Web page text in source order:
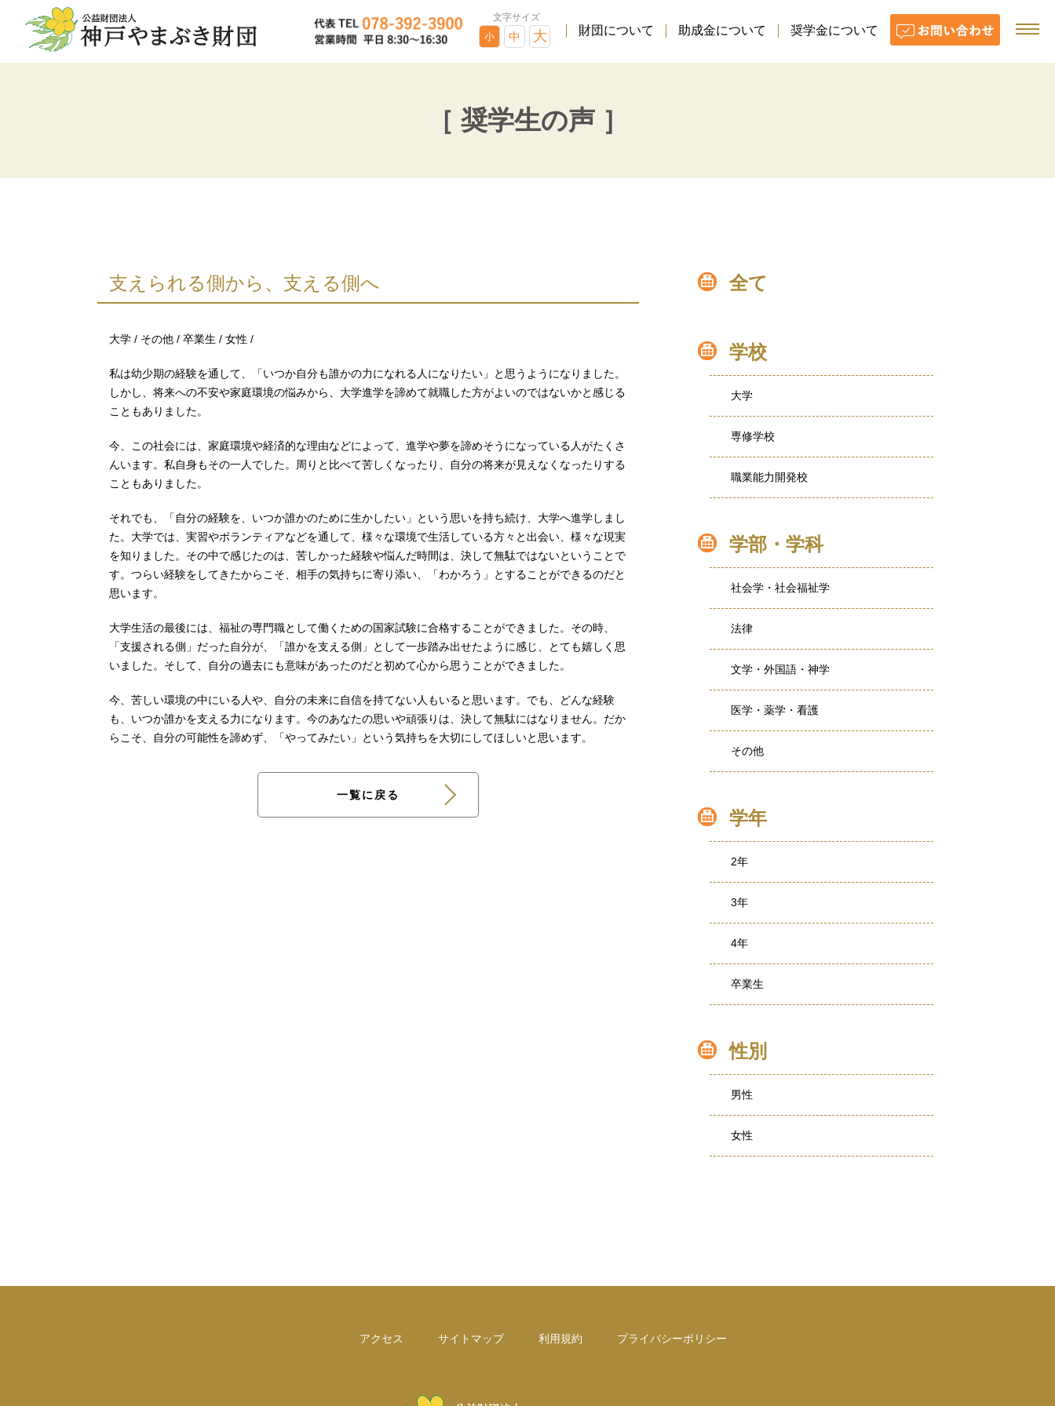
文字サイズ
小 中 大 財団について 助成金について 奨学金について
［ 奨学生の声 ］
支えられる側から、支える側へ
大学 その他 卒業生 女性
私は幼少期の経験を通して、「いつか自分も誰かの力になれる人になりたい」と思うようになりました。
しかし、将来への不安や家庭環境の悩みから、大学進学を諦めて就職した方がよいのではないかと感じる
こともありました。
今、この社会には、家庭環境や経済的な理由などによって、進学や夢を諦めそうになっている人がたくさ
んいます。私自身もその一人でした。周りと比べて苦しくなったり、自分の将来が見えなくなったりする
こともありました。
それでも、「自分の経験を、いつか誰かのために生かしたい」という思いを持ち続け、大学へ進学しまし
た。大学では、実習やボランティアなどを通して、様々な環境で生活している方々と出会い、様々な現実
を知りました。その中で感じたのは、苦しかった経験や悩んだ時間は、決して無駄ではないということで
す。つらい経験をしてきたからこそ、相手の気持ちに寄り添い、「わかろう」とすることができるのだと
思います。
大学生活の最後には、福祉の専門職として働くための国家試験に合格することができました。その時、
「支援される側」だった自分が、「誰かを支える側」として一歩踏み出せたように感じ、とても嬉しく思
いました。そして、自分の過去にも意味があったのだと初めて心から思うことができました。
今、苦しい環境の中にいる人や、自分の未来に自信を持てない人もいると思います。でも、どんな経験
も、いつか誰かを支える力になります。今のあなたの思いや頑張りは、決して無駄にはなりません。だか
らこそ、自分の可能性を諦めず、「やってみたい」という気持ちを大切にしてほしいと思います。
一覧に戻る
全て
学校
大学
専修学校
職業能力開発校
学部・学科
社会学・社会福祉学
法律
文学・外国語・神学
医学・薬学・看護
その他
学年
2年
3年
4年
卒業生
性別
男性
女性
アクセス サイトマップ 利用規約 プライバシーポリシー